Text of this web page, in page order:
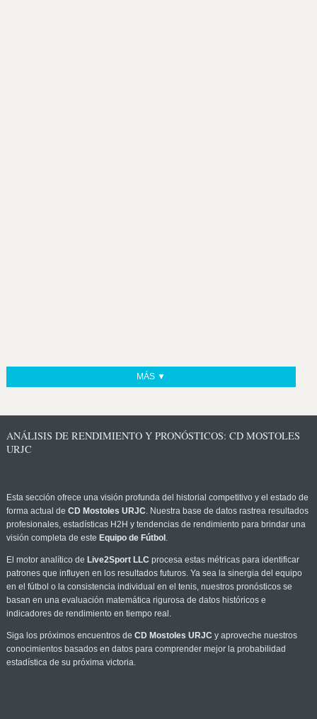
MÁS ▼
ANÁLISIS DE RENDIMIENTO Y PRONÓSTICOS: CD MOSTOLES
URJC
Esta sección ofrece una visión profunda del historial competitivo y el estado de
forma actual de CD Mostoles URJC. Nuestra base de datos rastrea resultados
profesionales, estadísticas H2H y tendencias de rendimiento para brindar una
visión completa de este Equipo de Fútbol .
El motor analítico de Live2Sport LLC procesa estas métricas para identificar
patrones que influyen en los resultados futuros. Ya sea la sinergia del equipo
en el fútbol o la consistencia individual en el tenis, nuestros pronósticos se
basan en una evaluación matemática rigurosa de datos históricos e
indicadores de rendimiento en tiempo real.
Siga los próximos encuentros de CD Mostoles URJC y aproveche nuestros
conocimientos basados en datos para comprender mejor la probabilidad
estadística de su próxima victoria.